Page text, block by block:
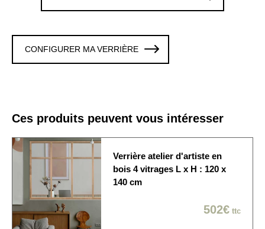
clair
Colori / Finition CHENE
Verrière avec 1 traverse,
La verrière est fixée sur
est modifiable en
personnalisant la verrière
Origine de
fabrication
CONFIGURER MA VERRIÈRE
Ces produits peuvent vous intéresser
Verrière atelier d'artiste en
bois 4 vitrages L x H : 120 x
140 cm
502€ ttc